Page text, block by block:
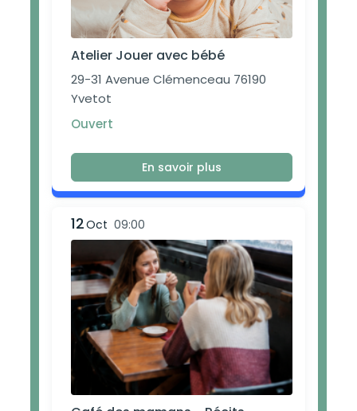
Atelier Jouer avec bébé
29-31 Avenue Clémenceau 76190
Yvetot
Ouvert
En savoir plus
12Oct 09:00